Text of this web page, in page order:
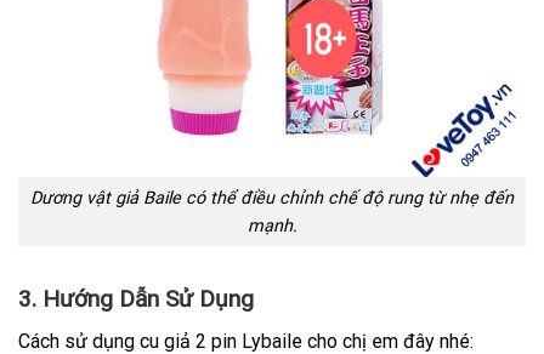
Dương vật giả Baile có thể điều chỉnh chế độ rung từ nhẹ đến
mạnh.
3. Hướng Dẫn Sử Dụng
Cách sử dụng cu giả 2 pin Lybaile cho chị em đây nhé: